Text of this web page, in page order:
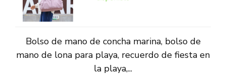
Bolso de mano de concha marina, bolso de
mano de lona para playa, recuerdo de fiesta en
la playa,...